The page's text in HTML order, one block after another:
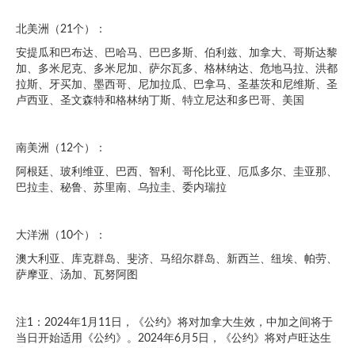
北美洲（21个）：
安提瓜和巴布达、巴哈马、巴巴多斯、伯利兹、加拿大、哥斯达黎
加、多米尼克、多米尼加、萨尔瓦多、格林纳达、危地马拉、洪都
拉斯、牙买加、墨西哥、尼加拉瓜、巴拿马、圣基茨和尼维斯、圣
卢西亚、圣文森特和格林纳丁斯、特立尼达和多巴哥、美国
南美洲（12个）：
阿根廷、玻利维亚、巴西、智利、哥伦比亚、厄瓜多尔、圭亚那、
巴拉圭、秘鲁、苏里南、乌拉圭、委内瑞拉
大洋洲（10个）：
澳大利亚、库克群岛、斐济、马绍尔群岛、新西兰、纽埃、帕劳、
萨摩亚、汤加、瓦努阿图
注1：2024年1月11日，《公约》将对加拿大生效，中加之间将于
当日开始适用《公约》。2024年6月5日，《公约》将对卢旺达生